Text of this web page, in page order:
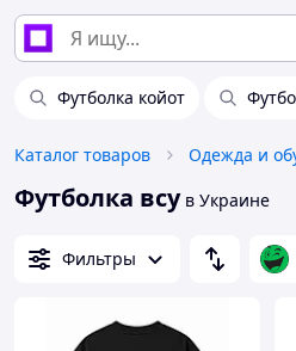
Футболка койот
Каталог товаров Одежда и
Футболка всув Украине
Фильтры